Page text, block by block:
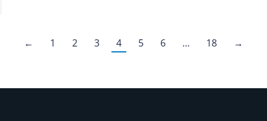
← 1 2 3 4 5 6 … 18 →